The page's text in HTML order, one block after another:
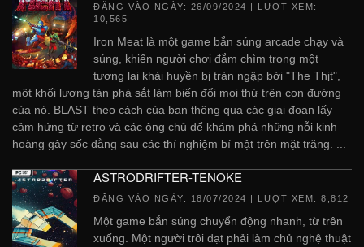
ĐĂNG VÀO NGÀY: 26/09/2024 | LƯỢT XEM:
10,565
Iron Meat là một game bắn súng arcade chạy và
súng, khiến người chơi đắm chìm trong một
tương lai khải huyền bị tràn ngập bởi "The Thịt",
một khối lượng tàn phá sắt làm biến đổi mọi thứ trên con đường
của nó. BLAST theo cách của bạn thông qua các giai đoạn lấy
cảm hứng từ retro và các ông chủ để khám phá những nỗi kinh
hoàng gây sốc đằng sau các thí nghiệm bí mật trên mặt trăng. ...
ASTRODRIFTER-TENOKE
ĐĂNG VÀO NGÀY: 18/07/2024 | LƯỢT XEM: 8,812
Một game bắn súng chuyển động nhanh, từ trên
xuống. Một người trôi dạt phải làm chủ nghệ thuật